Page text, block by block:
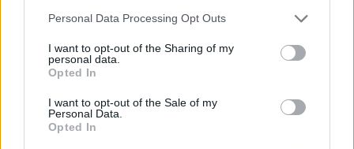
Personal Data Processing Opt Outs
I want to opt-out of the Sharing of my
personal data.
Opted In
I want to opt-out of the Sale of my
Personal Data.
Opted In
Τελευταία τροποποίηση στις2 Νοεμβρίου 2012, 16:41